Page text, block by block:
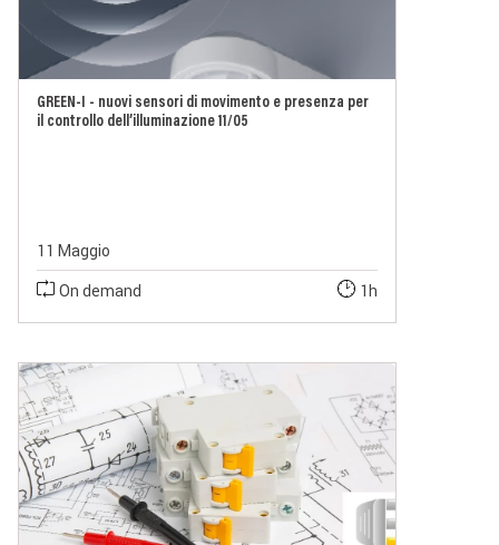
GREEN-I - nuovi sensori di movimento e presenza per
il controllo dell’illuminazione 11/05
11 Maggio
On demand
1h